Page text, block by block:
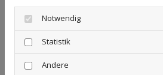
►Zulassung /
Kassenarztsitz
►Arzthaftungsrecht
Notwendig
Statistik
Andere